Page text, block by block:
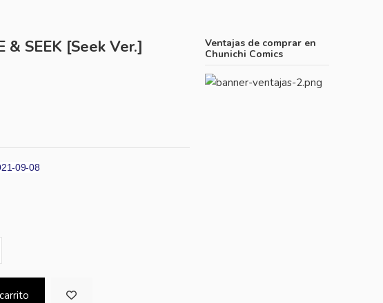
& SEEK [Seek Ver.]
09-08
Ventajas de comprar en
Chunichi Comics